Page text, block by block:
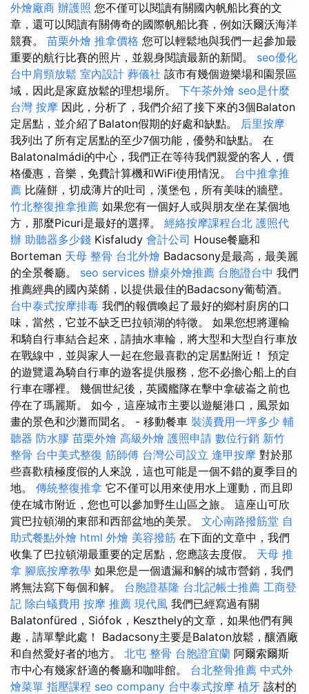
外燴廠商 辦護照 您不僅可以閱讀有關國內帆船比賽的文
章，還可以閱讀有關傳奇的國際帆船比賽，例如沃爾沃海洋
競賽。 苗栗外燴 推拿價格 您可以輕鬆地與我們一起參加最
重要的航行比賽的照片，並親身閱讀最新的新聞。 seo優化
台中肩頸放鬆 室內設計 葬儀社 該市有幾個遊樂場和園景區
域，因此是家庭放鬆的理想場所。 下午茶外燴 seo是什麼
台灣 按摩 因此，分析了，我們介紹了接下來的3個Balaton
定居點，並介紹了Balaton假期的好處和缺點。 后里按摩
我列出了所有定居點的至少7個功能，優勢和缺點。 在
Balatonalmádi的中心，我們正在等待我們親愛的客人，價
格優惠，音樂，免費計算機和WiFi使用情況。 台中推拿推
薦 比薩餅，切成薄片的吐司，漢堡包，所有美味的牆壁。
竹北整復推拿推薦 如果您有一個好人或與朋友坐在某個地
方，那麼Picuri是最好的選擇。 經絡按摩課程台北 護照代
辦 助聽器多少錢 Kisfaludy 會計公司 House餐廳和
Borteman 天母 整骨 台北外燴 Badacsony是最高，最美麗
的全景餐廳。 seo services 辦桌外燴推薦 台胞證台中 我們
推薦經典的國內菜餚，以提供最佳的Badacsony葡萄酒。
台中泰式按摩排毒 我們的報價喚起了最好的鄉村廚房的口
味，當然，它並不缺乏巴拉頓湖的特徵。 如果您想將運輸
和騎自行車結合起來，請抽水車輪，將大型和大型自行車放
在戰線中，並與家人一起在您最喜歡的定居點附近！ 預定
的遊覽還為騎自行車的遊客提供服務，您不必擔心船上的自
行車在哪裡。 幾個世紀後，英國艦隊在擊中拿破崙之前也
停在了瑪麗斯。 如今，這座城市主要以遊艇港口，風景如
畫的景色和沙灘而聞名。 - 移動餐車 裝潢費用一坪多少 輔
聽器 防水膠 苗栗外燴 高級外燴 護照申請 數位行銷 新竹
整骨 台中美式整復 筋師傅 台灣公司設立 逢甲按摩 對於那
些喜歡積極度假的人來說，這也可能是一個不錯的夏季目的
地。 傳統整復推拿 它不僅可以用來使用水上運動，而且即
使在城市附近，您也可以參加野生山區之旅。 這座山可欣
賞巴拉頓湖的東部和西部盆地的美景。 文心南路撥筋堂 自
助式餐點外燴 html 外燴 美容撥筋 在下面的文章中，我們
收集了巴拉頓湖最重要的定居點，您應該去度假。 天母 推
拿 腳底按摩教學 如果您是一個遺漏和解的城市營銷，我們
將無法寫下每個和解。 台胞證基隆 台北記帳士推薦 工商登
記 除白蟻費用 按摩 推薦 現代風 我們已經寫過有關
Balatonfüred，Siófok，Keszthely的文章，如果他們有興
趣，請單擊此處！ Badacsony主要是Balaton放鬆，釀酒廠
和自然愛好者的地方。 北屯 整骨 台胞證宜蘭 阿爾索爾斯
市中心有幾家舒適的餐廳和咖啡館。 台北整骨推薦 中式外
燴菜單 指壓課程 seo company 台中泰式按摩 植牙 該村的